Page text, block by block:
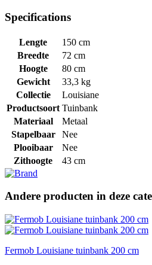
Specifications
Lengte
150 cm
Breedte
72 cm
Hoogte
80 cm
Gewicht
33,3 kg
Collectie
Louisiane
Productsoort Tuinbank
Materiaal
Metaal
Stapelbaar
Nee
Plooibaar
Nee
Zithoogte
43 cm
Andere producten in deze
Fermob Louisiane tuinbank 200 cm